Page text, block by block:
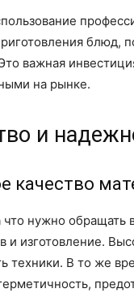
блюд,
важная
на рынке.
и
качество
нужно обращать
и изготовление.
техники. В то же